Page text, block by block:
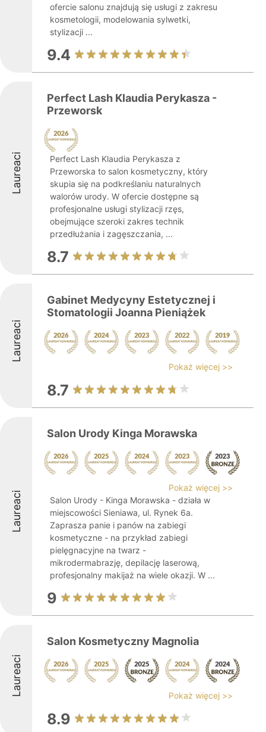
ofercie salonu znajdują się usługi z zakresu
kosmetologii, modelowania sylwetki,
stylizacji ...
9.4
Laureaci
Perfect Lash Klaudia Perykasza -
Przeworsk
Perfect Lash Klaudia Perykasza z
Przeworska to salon kosmetyczny, który
skupia się na podkreślaniu naturalnych
walorów urody. W ofercie dostępne są
profesjonalne usługi stylizacji rzęs,
obejmujące szeroki zakres technik
przedłużania i zagęszczania, ...
8.7
Laureaci
Gabinet Medycyny Estetycznej i
Stomatologii Joanna Pieniążek
Pokaż więcej >>
8.7
Laureaci
Salon Urody Kinga Morawska
Pokaż więcej >>
Salon Urody - Kinga Morawska - działa w
miejscowości Sieniawa, ul. Rynek 6a.
Zaprasza panie i panów na zabiegi
kosmetyczne - na przykład zabiegi
pielęgnacyjne na twarz -
mikrodermabrazję, depilację laserową,
profesjonalny makijaż na wiele okazji. W ...
9
Laureaci
Salon Kosmetyczny Magnolia
Pokaż więcej >>
8.9